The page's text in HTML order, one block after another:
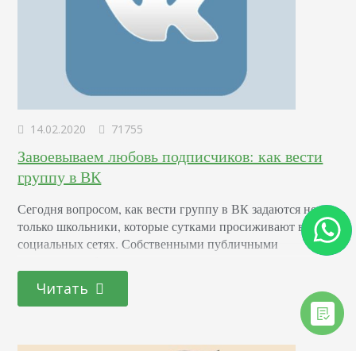
14.02.2020 71755
Завоевываем любовь подписчиков: как вести
группу в ВК
Сегодня вопросом, как вести группу в ВК задаются не
только школьники, которые сутками просиживают в
социальных сетях. Собственными публичными
информационных, развлекательных порталов и просто
блогеры. Зачастую на первом этапе развития всем
допущенные на старте ошибки ведут к потере времени,
Читать